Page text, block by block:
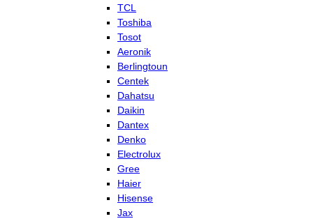
TCL
Toshiba
Tosot
Aeronik
Berlingtoun
Centek
Dahatsu
Daikin
Dantex
Denko
Electrolux
Gree
Haier
Hisense
Jax